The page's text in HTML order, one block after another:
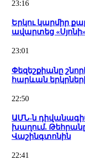
23:16
Երկու կարմիր
ավարտեց
23:01
Փեզեշքիանը
հարևան
22:50
ԱՄՆ-ն
խաղում.
Վաշինգտոնին
22:41